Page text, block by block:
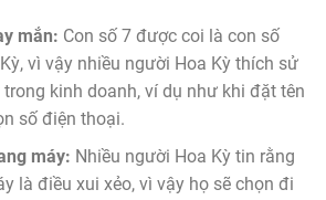
mắn: Con số 7 được coi là con số
vì vậy nhiều người Hoa Kỳ thích sử
kinh doanh, ví dụ như khi đặt tên
số điện thoại.
máy: Nhiều người Hoa Kỳ tin rằng
là điều xui xẻo, vì vậy họ sẽ chọn đi